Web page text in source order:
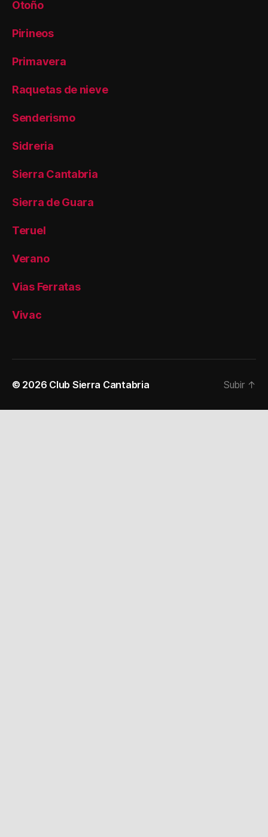
Otoño
Pirineos
Primavera
Raquetas de nieve
Senderismo
Sidreria
Sierra Cantabria
Sierra de Guara
Teruel
Verano
Vias Ferratas
Vivac
© 2026 Club Sierra Cantabria Subir ↑